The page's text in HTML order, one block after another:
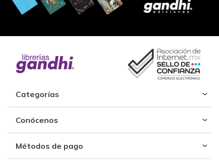
Categorías
Conócenos
Métodos de pago